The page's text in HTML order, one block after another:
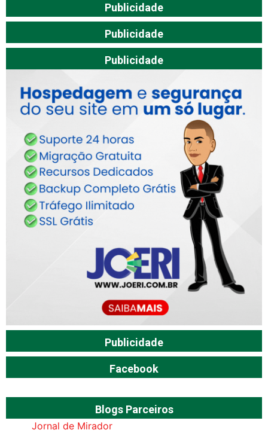
Publicidade
Publicidade
Publicidade
Publicidade
Facebook
Blogs Parceiros
Jornal de Mirador